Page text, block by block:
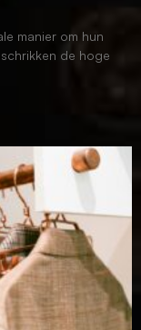
manier om hun
de hoge